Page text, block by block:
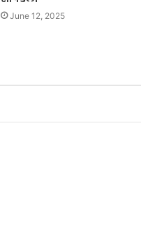
June 12, 2025